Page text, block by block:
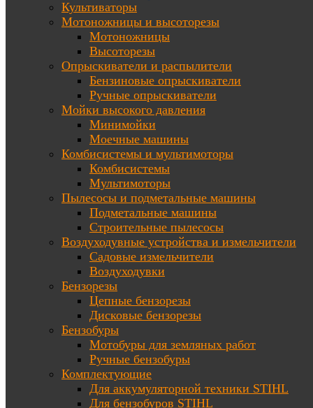
Культиваторы
Мотоножницы и высоторезы
Мотоножницы
Высоторезы
Опрыскиватели и распылители
Бензиновые опрыскиватели
Ручные опрыскиватели
Мойки высокого давления
Минимойки
Моечные машины
Комбисистемы и мультимоторы
Комбисистемы
Мультимоторы
Пылесосы и подметальные машины
Подметальные машины
Строительные пылесосы
Воздуходувные устройства и измельчители
Садовые измельчители
Воздуходувки
Бензорезы
Цепные бензорезы
Дисковые бензорезы
Бензобуры
Мотобуры для земляных работ
Ручные бензобуры
Комплектующие
Для аккумуляторной техники STIHL
Для бензобуров STIHL